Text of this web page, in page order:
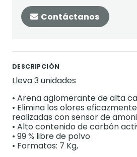
Contáctanos
DESCRIPCIÓN
Lleva 3 unidades
• Arena aglomerante de alta
• Elimina los olores
realizadas con sensor de
• Alto contenido de carbón
• 99 % libre de polvo
• Formatos: 7 Kg,